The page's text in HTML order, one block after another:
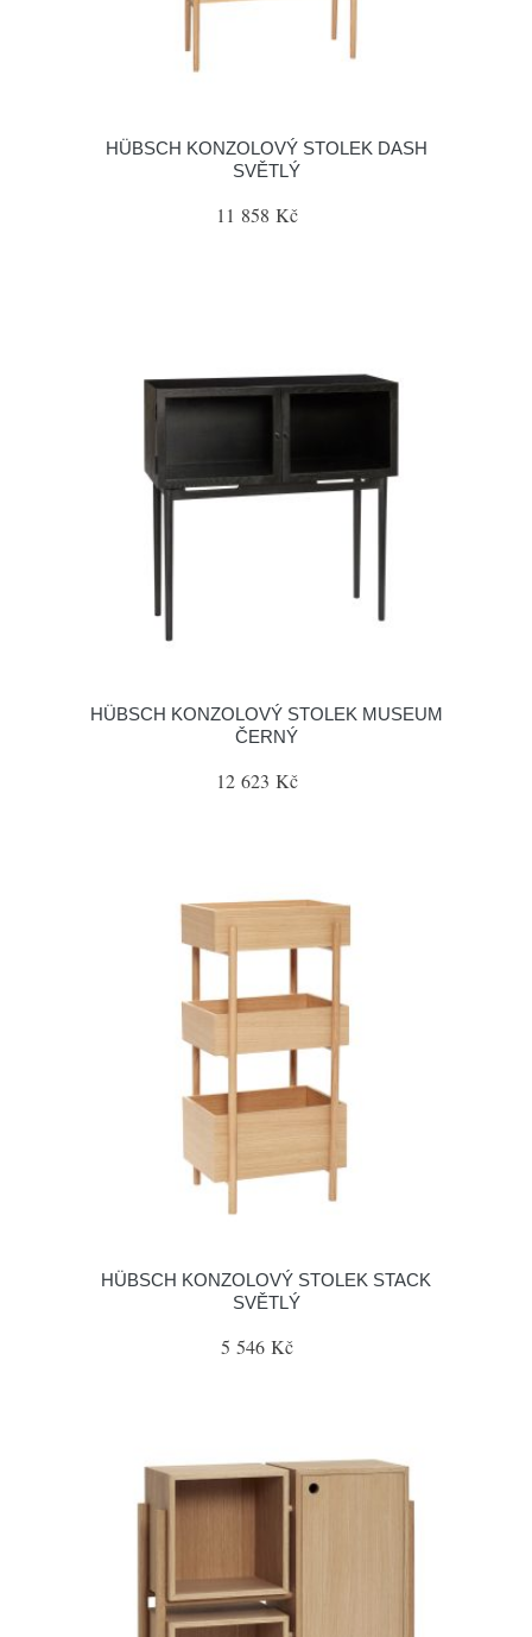
HÜBSCH KONZOLOVÝ STOLEK DASH
SVĚTLÝ
11 858 Kč
HÜBSCH KONZOLOVÝ STOLEK MUSEUM
ČERNÝ
12 623 Kč
HÜBSCH KONZOLOVÝ STOLEK STACK
SVĚTLÝ
5 546 Kč